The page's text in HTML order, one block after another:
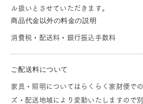
ル扱いとさせていただきます。
商品代金以外の料金の説明
消費税・配送料・銀行振込手数料
ご配送料について
家具・照明についてはらくらく家財便で
ズ・配送地域により変動いたしますので